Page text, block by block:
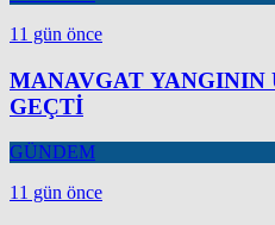
11 gün önce
MANAVGAT YANGININ
GEÇTİ
GÜNDEM
11 gün önce